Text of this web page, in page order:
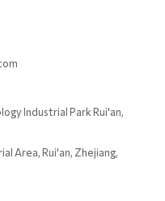
Industrial Park Rui'an,
Area, Rui'an, Zhejiang,